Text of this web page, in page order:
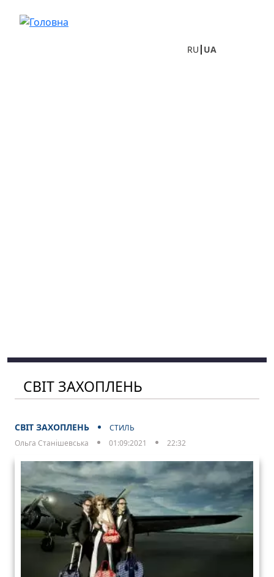
RU UA
СВІТ ЗАХОПЛЕНЬ
СВІТ ЗАХОПЛЕНЬ
СТИЛЬ
Ольга Станішевська
01:09:2021 22:32